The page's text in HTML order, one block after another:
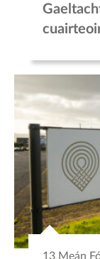
13 Meán